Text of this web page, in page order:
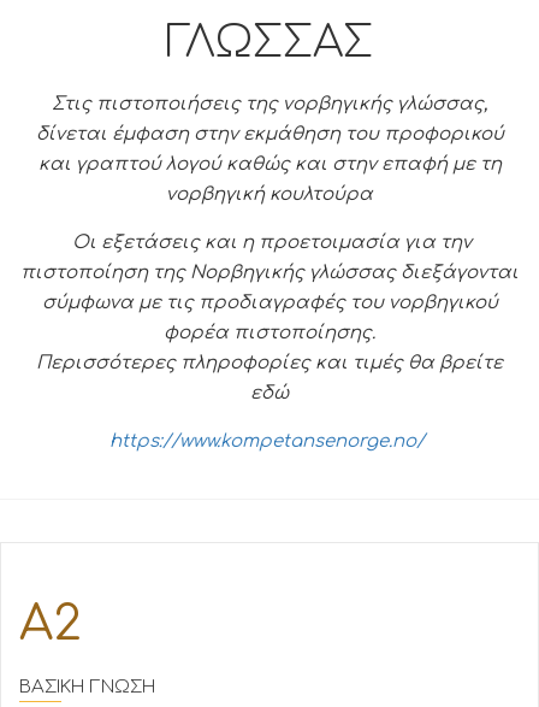
ΓΛΩΣΣΑΣ
Στις πιστοποιήσεις της νορβηγικής γλώσσας,
δίνεται έμφαση στην εκμάθηση του προφορικού
και γραπτού λογού καθώς και στην επαφή με τη
νορβηγική κουλτούρα
Οι εξετάσεις και η προετοιμασία για την
πιστοποίηση της Νορβηγικής γλώσσας διεξάγονται
σύμφωνα με τις προδιαγραφές του νορβηγικού
φορέα πιστοποίησης.
Περισσότερες πληροφορίες και τιμές θα βρείτε
εδώ
https://www.kompetansenorge.no/
Α2
ΒΑΣΙΚΗ ΓΝΩΣΗ